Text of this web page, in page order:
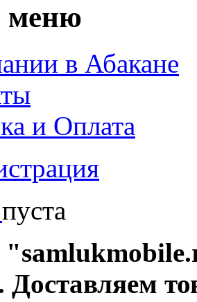
меню
в Абакане
и Оплата
пуста
Доставляем